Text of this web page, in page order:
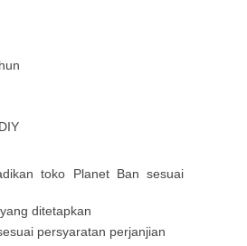
toko Planet Ban sesuai
ditetapkan
persyaratan perjanjian